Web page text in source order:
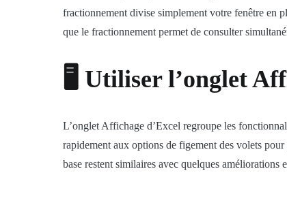
fractionnement divise simplement votre fenêtre en
que le fractionnement permet de consulter
🖥️ Utiliser l’onglet
L’onglet Affichage d’Excel regroupe les
rapidement aux options de figement des volets
base restent similaires avec quelques améliorations